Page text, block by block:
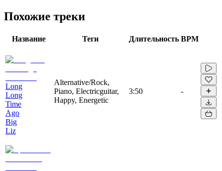
Похожие треки
Название Теги Длительность BPM
Long
Long
Time
Ago
Big
Liz
Alternative/Rock,
Piano, Electricguitar,
Happy, Energetic
3:50 -